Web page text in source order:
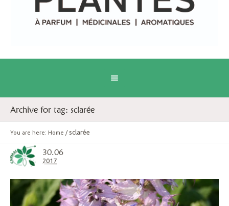
Archive for tag: sclarée
You are here: Home / sclarée
30.06
2017